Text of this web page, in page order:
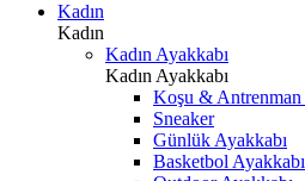
Kadın
Kadın
Kadın Ayakkabı
Kadın Ayakkabı
Koşu & Antrenman
Sneaker
Günlük Ayakkabı
Basketbol